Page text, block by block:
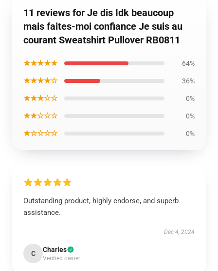
11 reviews for Je dis Idk beaucoup
mais faites-moi confiance Je suis au
courant Sweatshirt Pullover RB0811
★★★★★ 64%
★★★★☆ 36%
★★★☆☆ 0%
★★☆☆☆ 0%
★☆☆☆☆ 0%
Outstanding product, highly endorse, and superb
assistance.
Dec 4, 2024
C Charles
Verified owner